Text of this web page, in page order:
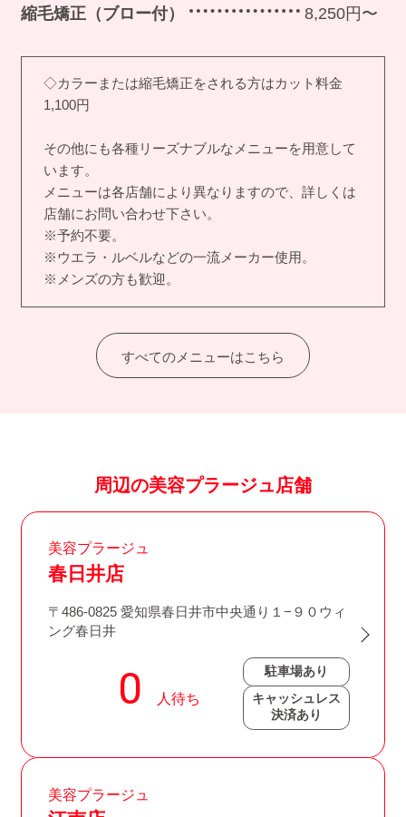
縮毛矯正（ブロー付） 8,250円〜
◇カラーまたは縮毛矯正をされる方はカット料金
1,100円
その他にも各種リーズナブルなメニューを用意して
います。
メニューは各店舗により異なりますので、詳しくは
店舗にお問い合わせ下さい。
※予約不要。
※ウエラ・ルベルなどの一流メーカー使用。
※メンズの方も歓迎。
すべてのメニューはこちら
周辺の美容プラージュ店舗
美容プラージュ
春日井店
〒486-0825 愛知県春日井市中央通り１−９０ウィ
ング春日井
駐車場あり
キャッシュレス
決済あり
美容プラージュ